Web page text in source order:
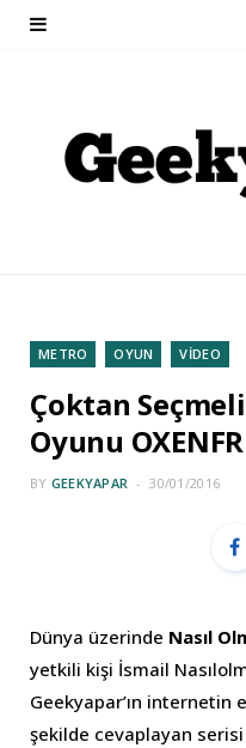
METRO OYUN VİDEO
Çoktan
Oyunu
BY GEEKYAPAR 30/01/2016
Dünya üzerinde Nasıl
yetkili kişi İsmail
Geekyapar’ın
şekilde cevaplayan serisi